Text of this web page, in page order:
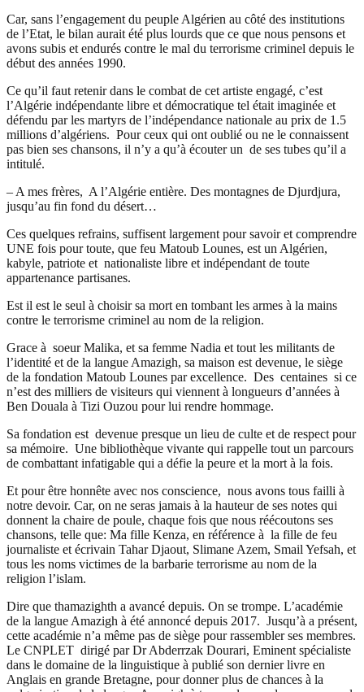
Car, sans l’engagement du peuple Algérien au côté des institutions
de l’Etat, le bilan aurait été plus lourds que ce que nous pensons et
avons subis et endurés contre le mal du terrorisme criminel depuis le
début des années 1990.
Ce qu’il faut retenir dans le combat de cet artiste engagé, c’est
l’Algérie indépendante libre et démocratique tel était imaginée et
défendu par les martyrs de l’indépendance nationale au prix de 1.5
millions d’algériens. Pour ceux qui ont oublié ou ne le connaissent
pas bien ses chansons, il n’y a qu’à écouter un de ses tubes qu’il a
intitulé.
– A mes frères, A l’Algérie entière. Des montagnes de Djurdjura,
jusqu’au fin fond du désert…
Ces quelques refrains, suffisent largement pour savoir et comprendre
UNE fois pour toute, que feu Matoub Lounes, est un Algérien,
kabyle, patriote et nationaliste libre et indépendant de toute
appartenance partisanes.
Est il est le seul à choisir sa mort en tombant les armes à la mains
contre le terrorisme criminel au nom de la religion.
Grace à soeur Malika, et sa femme Nadia et tout les militants de
l’identité et de la langue Amazigh, sa maison est devenue, le siège
de la fondation Matoub Lounes par excellence. Des centaines si ce
n’est des milliers de visiteurs qui viennent à longueurs d’années à
Ben Douala à Tizi Ouzou pour lui rendre hommage.
Sa fondation est devenue presque un lieu de culte et de respect pour
sa mémoire. Une bibliothèque vivante qui rappelle tout un parcours
de combattant infatigable qui a défie la peure et la mort à la fois.
Et pour être honnête avec nos conscience, nous avons tous failli à
notre devoir. Car, on ne seras jamais à la hauteur de ses notes qui
donnent la chaire de poule, chaque fois que nous réécoutons ses
chansons, telle que: Ma fille Kenza, en référence à la fille de feu
journaliste et écrivain Tahar Djaout, Slimane Azem, Smail Yefsah, et
tous les noms victimes de la barbarie terrorisme au nom de la
religion l’islam.
Dire que thamazighth a avancé depuis. On se trompe. L’académie
de la langue Amazigh à été annoncé depuis 2017. Jusqu’à a présent,
cette académie n’a même pas de siège pour rassembler ses membres.
Le CNPLET dirigé par Dr Abderrzak Dourari, Eminent spécialiste
dans le domaine de la linguistique à publié son dernier livre en
Anglais en grande Bretagne, pour donner plus de chances à la